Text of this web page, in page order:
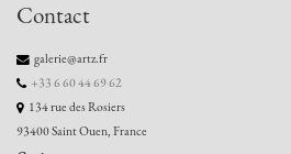
Contact
galerie@artz.fr
+33 6 60 44 69 62
134 rue des Rosiers
93400 Saint Ouen, France